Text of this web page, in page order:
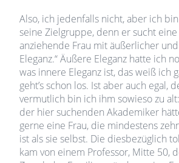
Also, ich jedenfalls nicht, aber ich
seine Zielgruppe, denn er sucht eine
anziehende Frau mit äußerlicher
Eleganz.“ Äußere Eleganz hatte ich
was innere Eleganz ist, das weiß ich
geht’s schon los. Ist aber auch egal,
vermutlich bin ich ihm sowieso zu
der hier suchenden Akademiker
gerne eine Frau, die mindestens
ist als sie selbst. Die diesbezüglich
kam von einem Professor, Mitte 50,